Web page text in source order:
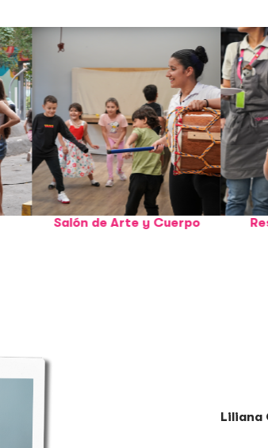
Salón de Arte y Cuerpo
Liliana